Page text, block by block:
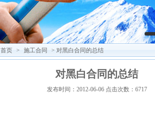
首页 > 施工合同 > 对黑白合同的总结
对黑白合同的总结
发布时间：2012-06-06 点击次数：6717